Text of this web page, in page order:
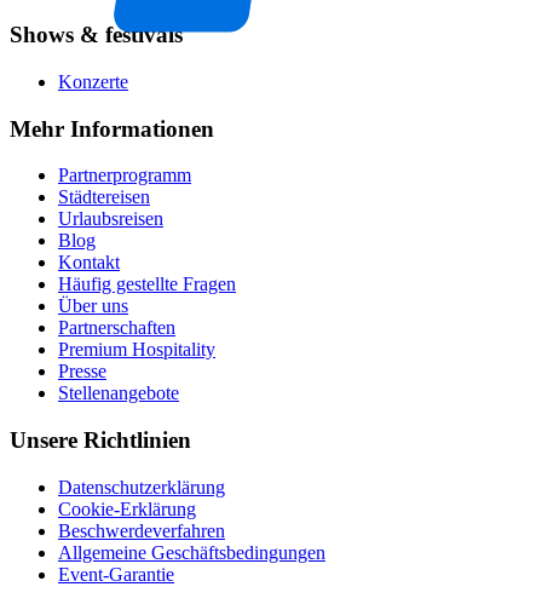
Shows & festivals
Konzerte
Mehr Informationen
Partnerprogramm
Städtereisen
Urlaubsreisen
Blog
Kontakt
Häufig gestellte Fragen
Über uns
Partnerschaften
Premium Hospitality
Presse
Stellenangebote
Unsere Richtlinien
Datenschutzerklärung
Cookie-Erklärung
Beschwerdeverfahren
Allgemeine Geschäftsbedingungen
Event-Garantie